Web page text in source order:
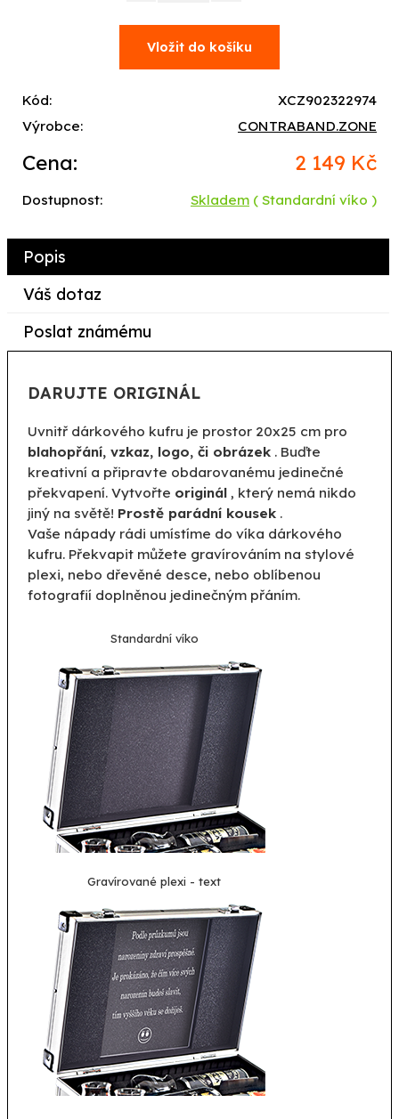
Kód:
XCZ902322974
Výrobce:
CONTRABAND.ZONE
Cena: 2 149 Kč
Dostupnost: Skladem ( Standardní víko )
Popis
Váš dotaz
Poslat známému
DARUJTE ORIGINÁL
Uvnitř dárkového kufru je prostor 20x25 cm pro
blahopřání, vzkaz, logo, či obrázek. Buďte
kreativní a připravte obdarovanému jedinečné
překvapení. Vytvořte originál, který nemá nikdo
jiný na světě! Prostě parádní kousek.
Vaše nápady rádi umístíme do víka dárkového
kufru. Překvapit můžete gravírováním na stylové
plexi, nebo dřevěné desce, nebo oblíbenou
fotografií doplněnou jedinečným přáním.
Standardní víko
Gravírované plexi - text